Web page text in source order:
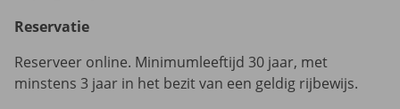
Reservatie
Reserveer online. Minimumleeftijd 30 jaar, met
minstens 3 jaar in het bezit van een geldig rijbewijs.